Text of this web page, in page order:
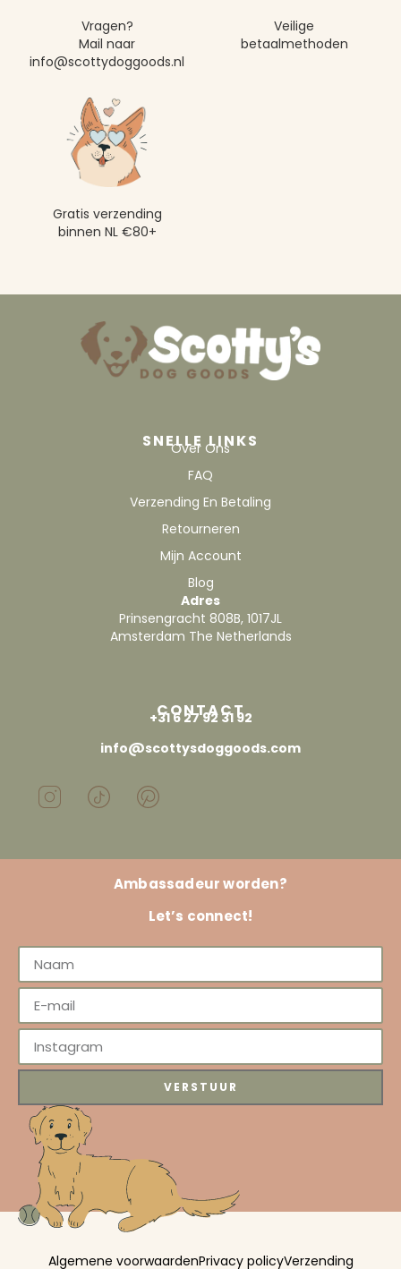
Vragen?
Mail naar
info@scottydoggoods.nl
Veilige
betaalmethoden
Gratis verzending
binnen NL €80+
SNELLE LINKS
Over Ons
FAQ
Verzending En Betaling
Retourneren
Mijn Account
Blog
Adres
Prinsengracht 808B, 1017JL
Amsterdam The Netherlands
CONTACT
+31 6 27 92 31 92
info@scottysdoggoods.com
Ambassadeur worden?
Let’s connect!
VERSTUUR
Algemene voorwaardenPrivacy policyVerzending